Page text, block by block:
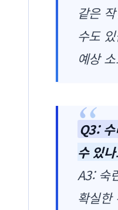
같은
수도
예상
Q3:
수 있
A3: 숙
확실한